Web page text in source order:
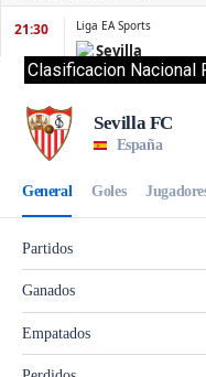
Clasificacion Nacional